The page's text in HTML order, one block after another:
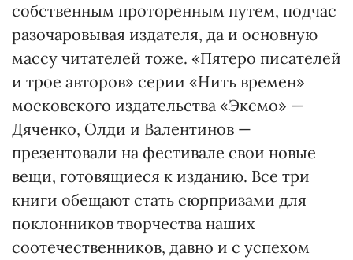
собственным проторенным путем, подчас
разочаровывая издателя, да и основную
массу читателей тоже. «Пятеро писателей
и трое авторов» серии «Нить времен»
московского издательства «Эксмо» —
Дяченко, Олди и Валентинов —
презентовали на фестивале свои новые
вещи, готовящиеся к изданию. Все три
книги обещают стать сюрпризами для
поклонников творчества наших
соотечественников, давно и с успехом